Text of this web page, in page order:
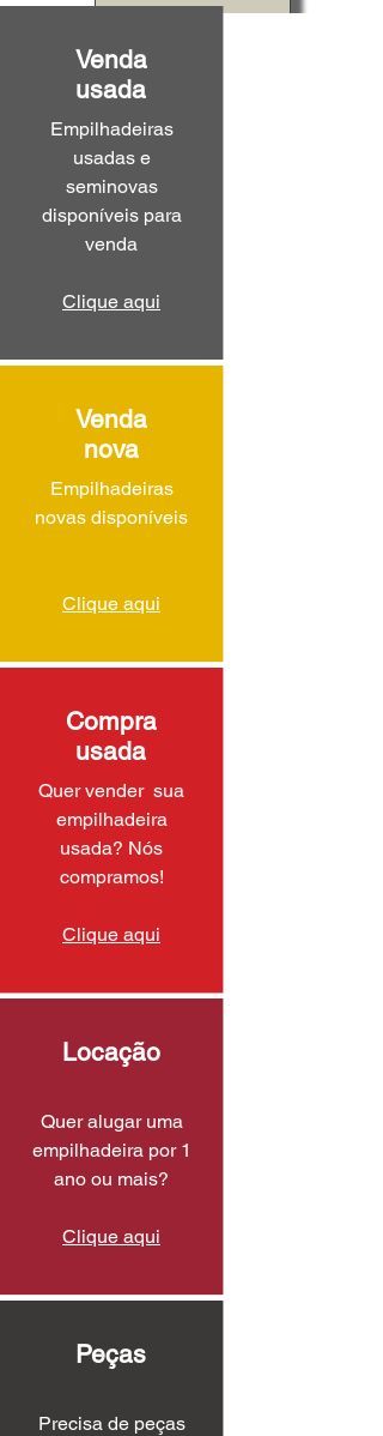
Venda
usada
Empilhadeiras
usadas e
seminovas
disponíveis para
venda
Clique aqui
Venda
nova
Empilhadeiras
novas disponíveis
Clique aqui
Compra
usada
Quer vender sua
empilhadeira
usada? Nós
compramos!
Clique aqui
Locação
Quer alugar uma
empilhadeira por 1
ano ou mais?
Clique aqui
Peças
Precisa de peças